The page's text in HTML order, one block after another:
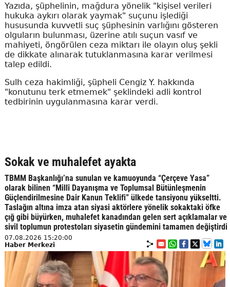
Yazıda, şüphelinin, mağdura yönelik "kişisel verileri
hukuka aykırı olarak yaymak" suçunu işlediği
hususunda kuvvetli suç şüphesinin varlığını gösteren
olguların bulunması, üzerine atılı suçun vasıf ve
mahiyeti, öngörülen ceza miktarı ile olayın oluş şekli
de dikkate alınarak tutuklanmasına karar verilmesi
talep edildi.
Sulh ceza hakimliği, şüpheli Cengiz Y. hakkında
"konutunu terk etmemek" şeklindeki adli kontrol
tedbirinin uygulanmasına karar verdi.
Sokak ve muhalefet ayakta
TBMM Başkanlığı’na sunulan ve kamuoyunda “Çerçeve Yasa”
olarak bilinen “Millî Dayanışma ve Toplumsal Bütünleşmenin
Güçlendirilmesine Dair Kanun Teklifi” ülkede tansiyonu yükseltti.
Taslağın altına imza atan siyasi aktörlere yönelik sokaktaki öfke
çığ gibi büyürken, muhalefet kanadından gelen sert açıklamalar ve
sivil toplumun protestoları siyasetin gündemini tamamen değiştirdi
07.08.2026 15:20:00
Haber Merkezi